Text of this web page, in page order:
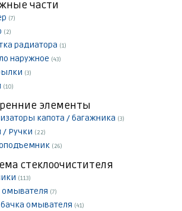
части
(7)
(2)
радиатора (1)
наружное (43)
(3)
(10)
элементы
капота / багажника (3)
/ Ручки (22)
(26)
стеклоочистителя
(113)
омывателя (7)
бачка омывателя (41)